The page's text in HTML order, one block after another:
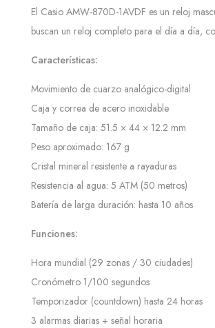
El Casio AMW-870D-1AVDF es un reloj
buscan un reloj completo para el día a día,
Características:
Movimiento de cuarzo analógico-digital
Caja y correa de acero inoxidable
Tamaño de caja: 51.5 × 44 × 12.2 mm
Peso aproximado: 167 g
Cristal mineral resistente a rayaduras
Resistencia al agua: 5 ATM (50 metros)
Batería de larga duración: hasta 10 años
Funciones:
Hora mundial (29 zonas / 30 ciudades)
Cronómetro 1/100 segundos
Temporizador (countdown) hasta 24 horas
3 alarmas diarias + señal horaria